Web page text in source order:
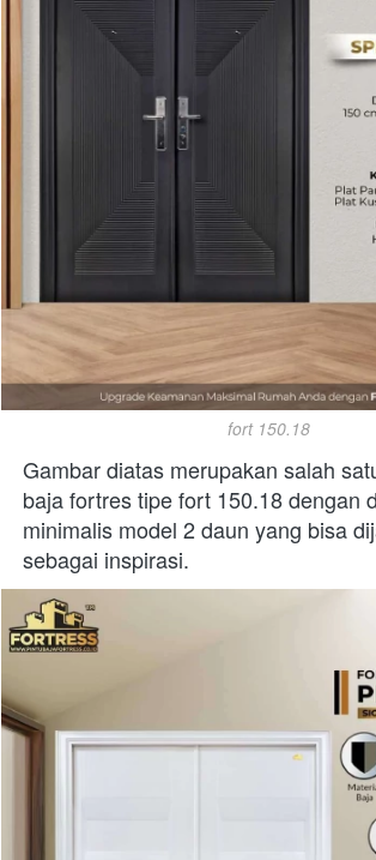
fort 150.18
Gambar diatas merupakan salah
baja fortres tipe fort 150.18 dengan
minimalis model 2 daun yang bisa
sebagai inspirasi.